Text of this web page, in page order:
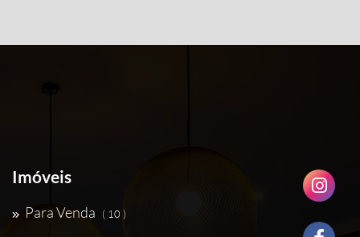
Imóveis
Para Venda ( 10 )